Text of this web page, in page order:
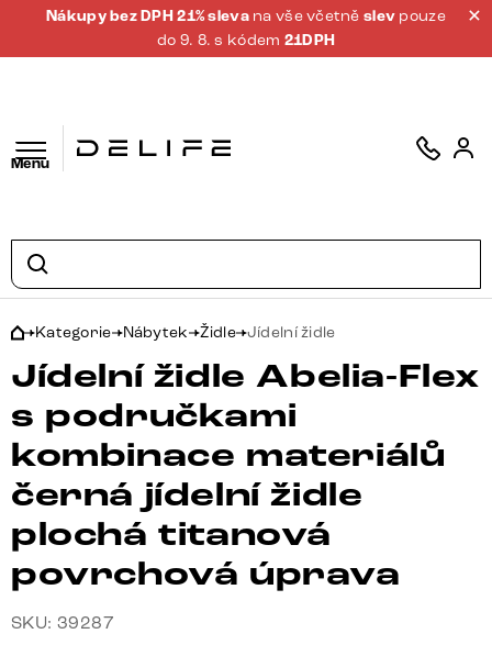
Nákupy bez DPH 21% sleva na vše včetněslev pouze
do 9. 8. s kódem 21DPH
Menu
Kategorie Nábytek Židle Jídelní židle
Jídelní židle Abelia-Flex
s područkami
kombinace materiálů
černá jídelní židle
plochá titanová
povrchová úprava
SKU: 39287